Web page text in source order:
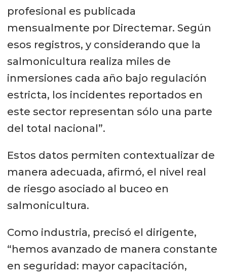
profesional es publicada
mensualmente por Directemar. Según
esos registros, y considerando que la
salmonicultura realiza miles de
inmersiones cada año bajo regulación
estricta, los incidentes reportados en
este sector representan sólo una parte
del total nacional”.
Estos datos permiten contextualizar de
manera adecuada, afirmó, el nivel real
de riesgo asociado al buceo en
salmonicultura.
Como industria, precisó el dirigente,
“hemos avanzado de manera constante
en seguridad: mayor capacitación,